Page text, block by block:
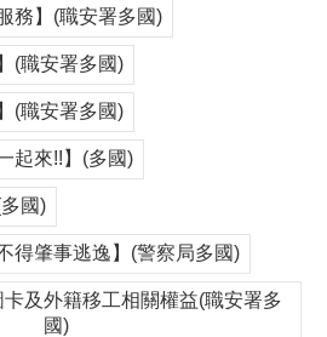
務】(職安署多國)
(職安署多國)
(職安署多國)
起來!!】(多國)
國)
得肇事逃逸】(警察局多國)
及外籍移工相關權益(職安署多
國)